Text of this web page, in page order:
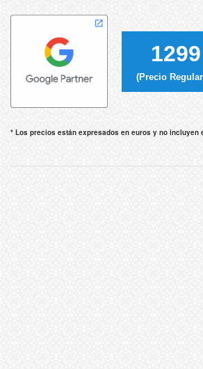
(Precio
* Los precios están expresados en euros y no incluyen